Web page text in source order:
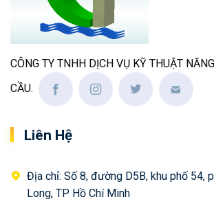
CÔNG TY TNHH DỊCH VỤ KỸ THUẬT
CẦU.
Liên Hệ
Địa chỉ: Số 8, đường D5B, khu phố 54,
Long, TP Hồ Chí Minh